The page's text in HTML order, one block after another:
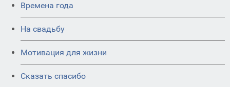
Времена года
На свадьбу
Мотивация для жизни
Сказать спасибо